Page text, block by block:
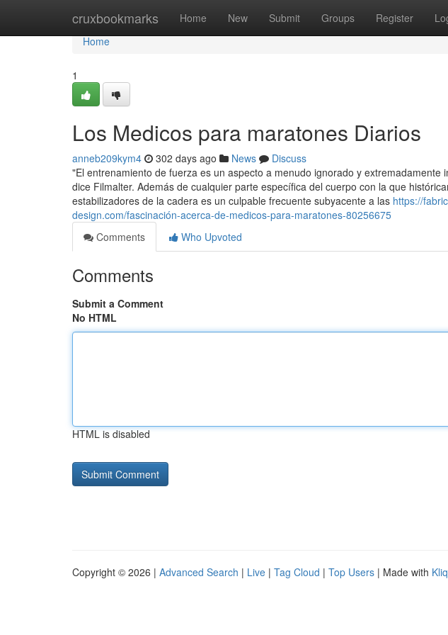
cruxbookmarks Home New Submit Groups Register
Home
Home
1
Los Medicos para maratones Diarios
anneb209kym4 302 days ago News
Discuss
"El entrenamiento de fuerza es un aspecto a menudo ignorado y
dice Filmalter. Además de cualquier parte específica del cuerpo con la que
estabilizadores de la cadera es un culpable frecuente subyacente a las https://
design.com/fascinación-acerca-de-medicos-para-maratones-80256675
Comments
Who Upvoted
Comments
Submit a Comment
No HTML
HTML is disabled
Copyright © 2026 | Advanced Search | Live | Tag Cloud | Top Users | Made with